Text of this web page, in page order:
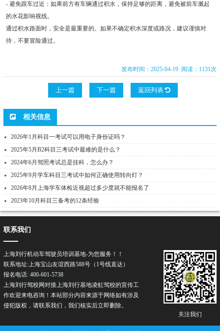
- 避免跟车过近：如果前方有车辆通过积水，保持足够的距离，避免被前车溅起
的水花影响视线。
通过积水路面时，安全是最重要的。如果不确定积水深度或路况，建议谨慎对
待，不要冒险通过。
发布时间：2025-04-19 阅读：1131次
上一篇 下一篇 返回列表
相关信息
2026年1月科目一考试可以用电子身份证吗？
2025年5月B2科目三考试中最难的是什么？
2024年6月驾照考试总是挂科，怎么办？
2025年9月学车科目三考试中如何正确使用转向灯？
2026年8月上海学车体检近视超过多少度就不能报名了
2023年10月科目三备考的12条经验
关注我们
联系我们
上海刘行机动车驾驶员培训基地-为您服务！！
联系地址:上海宝山友谊西路588号（1号线直达）
报名电话: 400-601-5738
上海刘行驾校网对接上海刘行基地凌虹驾校的宣传工
作欢迎来电咨询！本站部分内容来源于网络如有涉及
侵犯版权，请联系我们，我们核实后立即删除。